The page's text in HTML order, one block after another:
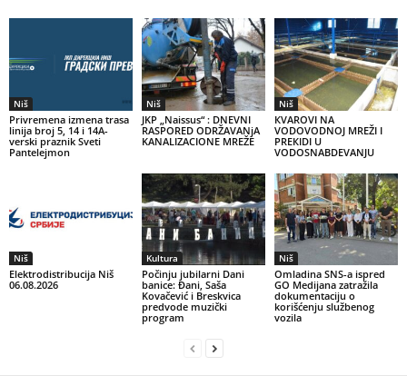
Niš
Privremena izmena trasa
linija broj 5, 14 i 14A-
verski praznik Sveti
Pantelejmon
Niš
JKP „Naissus“ : DNEVNI
RASPORED ODRŽAVANjA
KANALIZACIONE MREŽE
Niš
КVAROVI NA
VODOVODNOJ MREŽI I
PREКIDI U
VODOSNABDEVANJU
Niš
Elektrodistribucija Niš
06.08.2026
Kultura
Počinju jubilarni Dani
banice: Đani, Saša
Kovačević i Breskvica
predvode muzički
program
Niš
Omladina SNS-a ispred
GO Medijana zatražila
dokumentaciju o
korišćenju službenog
vozila